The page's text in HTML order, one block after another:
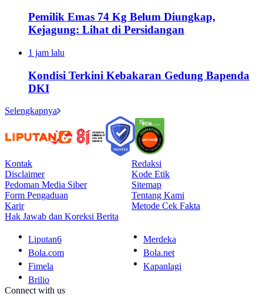
Pemilik Emas 74 Kg Belum Diungkap,
Kejagung: Lihat di Persidangan
1 jam lalu
Kondisi Terkini Kebakaran Gedung Bapenda
DKI
Selengkapnya
Kontak
Redaksi
Disclaimer
Kode Etik
Pedoman Media Siber
Sitemap
Form Pengaduan
Tentang Kami
Karir
Metode Cek Fakta
Hak Jawab dan Koreksi Berita
Liputan6
Merdeka
Bola.com
Bola.net
Fimela
Kapanlagi
Brilio
Connect with us